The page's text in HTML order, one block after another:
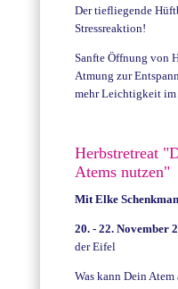
Der tiefliegende
Stressreaktion!
Sanfte Öffnung von
Atmung zur
mehr Leichtigkeit im
Herbstretreat
Atems nutzen"
Mit Elke
20. - 22. November
der Eifel
Was kann Dein